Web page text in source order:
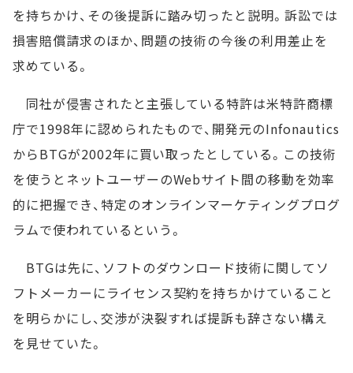
を持ちかけ、その後提訴に踏み切ったと説明。訴訟では
損害賠償請求のほか、問題の技術の今後の利用差止を
求めている。
同社が侵害されたと主張している特許は米特許商標
庁で1998年に認められたもので、開発元のInfonautics
からBTGが2002年に買い取ったとしている。この技術
を使うとネットユーザーのWebサイト間の移動を効率
的に把握でき、特定のオンラインマーケティングプログ
ラムで使われているという。
BTGは先に、ソフトのダウンロード技術に関してソ
フトメーカーにライセンス契約を持ちかけていること
を明らかにし、交渉が決裂すれば提訴も辞さない構え
を見せていた。